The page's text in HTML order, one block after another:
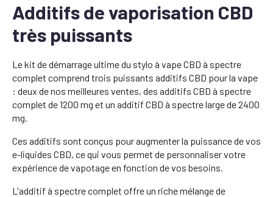
Additifs de vaporisation CBD
très puissants
Le kit de démarrage ultime du stylo à vape CBD à spectre
complet comprend trois puissants additifs CBD pour la vape
: deux de nos meilleures ventes, des additifs CBD à spectre
complet de 1200 mg et un additif CBD à spectre large de 2400
mg.
Ces additifs sont conçus pour augmenter la puissance de vos
e-liquides CBD, ce qui vous permet de personnaliser votre
expérience de vapotage en fonction de vos besoins.
L'additif à spectre complet offre un riche mélange de